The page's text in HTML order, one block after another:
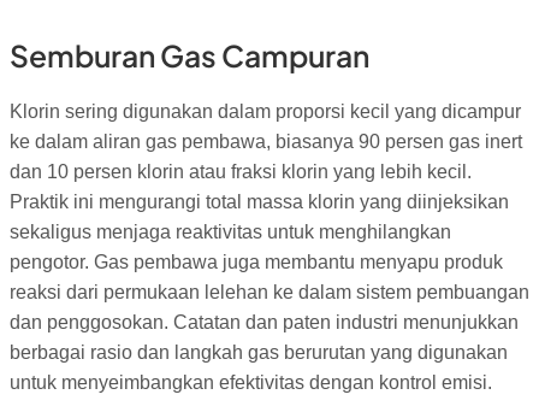
Semburan Gas Campuran
Klorin sering digunakan dalam proporsi kecil yang dicampur
ke dalam aliran gas pembawa, biasanya 90 persen gas inert
dan 10 persen klorin atau fraksi klorin yang lebih kecil.
Praktik ini mengurangi total massa klorin yang diinjeksikan
sekaligus menjaga reaktivitas untuk menghilangkan
pengotor. Gas pembawa juga membantu menyapu produk
reaksi dari permukaan lelehan ke dalam sistem pembuangan
dan penggosokan. Catatan dan paten industri menunjukkan
berbagai rasio dan langkah gas berurutan yang digunakan
untuk menyeimbangkan efektivitas dengan kontrol emisi.